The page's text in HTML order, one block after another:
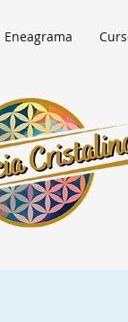
Eneagrama